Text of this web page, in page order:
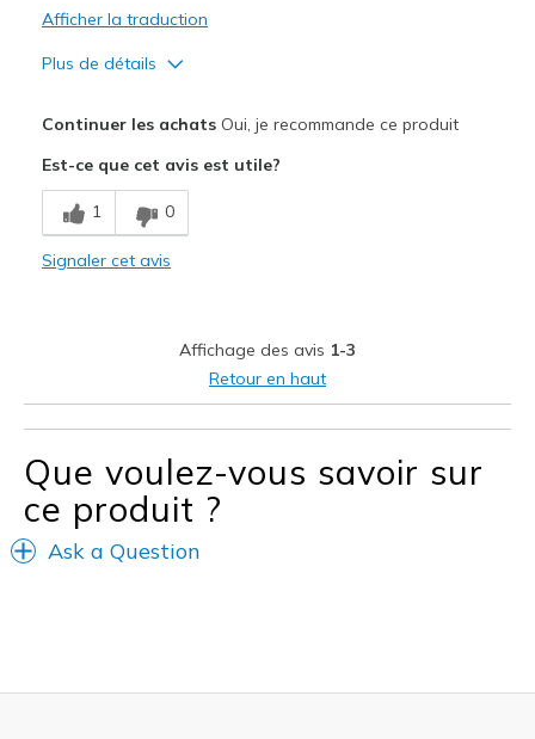
Afficher la traduction
Plus de détails
Les meilleures utilisations
Walking
Continuer les achatsOui, je recommande ce produit
Est-ce que cet avis est utile?
1 0
Signaler cet avis
Affichage des avis 1-3
Retour en haut
Que voulez-vous savoir sur
ce produit ?
Ask a Question